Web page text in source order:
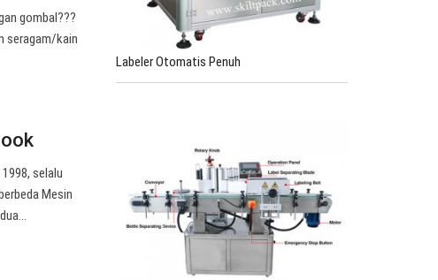
gombal???
seragam/kain
selalu
Mesin
Labeler Otomatis Penuh